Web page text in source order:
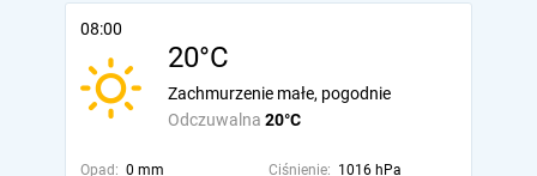
08:00
20°C
Odczuwalna 20°C
Zachmurzenie małe, pogodnie
Opad: 0 mm Ciśnienie: 1016 hPa